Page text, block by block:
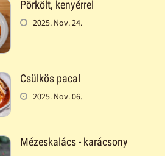
Pörkölt, kenyérrel
2025. Nov. 24.
Csülkös pacal
2025. Nov. 06.
Mézeskalács - karácsony